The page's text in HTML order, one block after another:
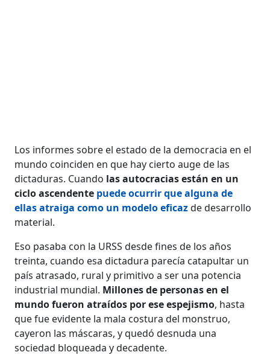
Los informes sobre el estado de la democracia en el
mundo coinciden en que hay cierto auge de las
dictaduras. Cuando las autocracias están en un
ciclo ascendente puede ocurrir que alguna de
ellas atraiga como un modelo eficazde desarrollo
material.
Eso pasaba con la URSS desde fines de los años
treinta, cuando esa dictadura parecía catapultar un
país atrasado, rural y primitivo a ser una potencia
industrial mundial. Millones de personas en el
mundo fueron atraídos por ese espejismo, hasta
que fue evidente la mala costura del monstruo,
cayeron las máscaras, y quedó desnuda una
sociedad bloqueada y decadente.